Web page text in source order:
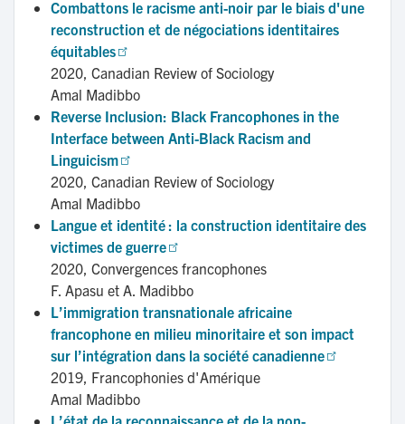
Combattons le racisme anti-noir par le biais d'une
reconstruction et de négociations identitaires
équitables
2020, Canadian Review of Sociology
Amal Madibbo
Reverse Inclusion: Black Francophones in the
Interface between Anti-Black Racism and
Linguicism
2020, Canadian Review of Sociology
Amal Madibbo
Langue et identité : la construction identitaire des
victimes de guerre
2020, Convergences francophones
F. Apasu et A. Madibbo
L’immigration transnationale africaine
francophone en milieu minoritaire et son impact
sur l’intégration dans la société canadienne
2019, Francophonies d'Amérique
Amal Madibbo
L’état de la reconnaissance et de la non-